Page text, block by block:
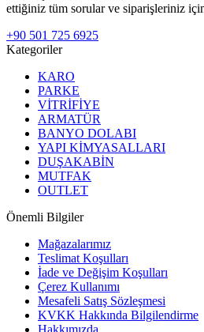
ettiğiniz tüm sorular ve siparişleriniz
+90 501 725 6925
Kategoriler
KARO
PARKE
VİTRİFİYE
ARMATÜR
BANYO DOLABI
YAPI KİMYASALLARI
DUŞAKABİN
MUTFAK
OUTLET
Önemli Bilgiler
Mağazalarımız
Teslimat Koşulları
İade ve Değişim Koşulları
Çerez Kullanımı
Mesafeli Satış Sözleşmesi
KVKK Hakkında Bilgilendirme
Hakkımızda